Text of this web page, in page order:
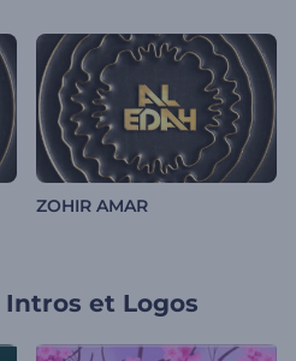
ZOHIR AMAR
Intros et Logos